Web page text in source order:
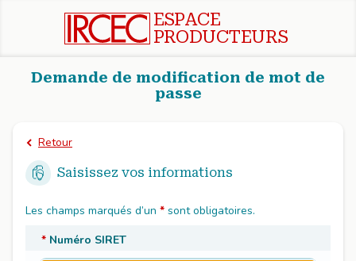
Passer directement au contenu principal
ESPACE
PRODUCTEURS
Demande de modification de mot de
passe
Retour
Saisissez vos informations
Les champs marqués d’un * sont obligatoires.
* Numéro SIRET